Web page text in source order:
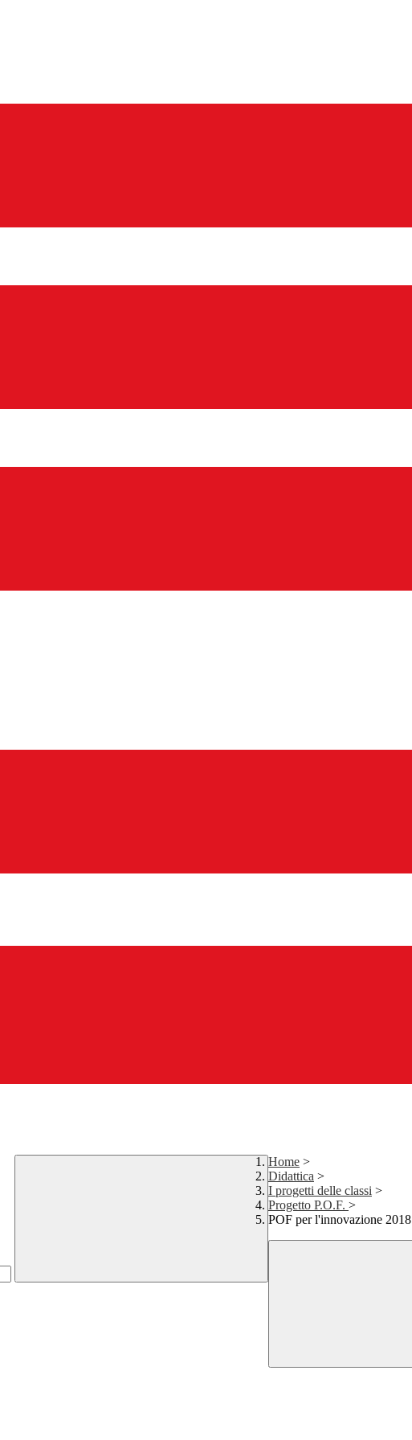
Home >
Didattica >
I progetti delle classi >
Progetto P.O.F. >
POF per l'innovazione 2018